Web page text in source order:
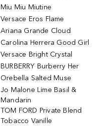
Miu Miu Miutine
Versace Eros Flame
Ariana Grande Cloud
Carolina Herrera Good Girl
Versace Bright Crystal
BURBERRY Burberry Her
Orebella Salted Muse
Jo Malone Lime Basil &
Mandarin
TOM FORD Private Blend
Tobacco Vanille